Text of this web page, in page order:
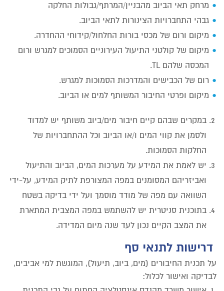
מרחק תאי הביוב מהבניין/המרתף/גבולות החלקה
גבהי התחברויות הצינורות לתאי הביוב.
מיקום ורום של מכסי בורות החלחול/קידוחי ההחדרה.
מיקום של קולטני התיעול העירוניים הסמוכים למגרש ורום
המכסה שלהם TL.
רום של הכבישים והמדרכות הסמוכות למגרש.
מיקום ופרטי החיבור המשותף למים או הביוב.
במקרים שבהם קיים חיבור מים/ביוב משותף יש למדוד
ולסמן את קווי המים ו/או הביוב וכל ההתחברויות של
החלקות הסמוכות.
יש לאמת את המידע על מערכות המים, הביוב והתיעול
ואביזריהם המסומנים במפה המצורפת לתיק המידע, על-ידי
השוואה עם מפה של מודד מוסמך ועל ידי בדיקה בשטח
בתוכנית סניטרית יש להשתמש במפה המצבית המתארת
את המצב הקיים נכון לעד שנה מיום המדידה.
דרישות לתנאי סף
על תכנית החיבורים (מים, ביוב, תיעול), המוגשת למי אביבים,
לבדיקה ואישור לכלול: